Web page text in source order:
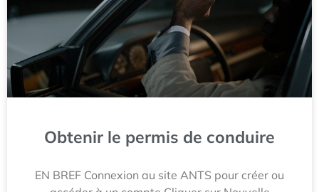
Obtenir le permis de conduire
EN BREF Connexion au site ANTS pour créer ou